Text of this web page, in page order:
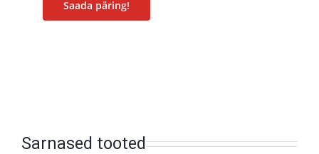
Saada päring!
Sarnased tooted